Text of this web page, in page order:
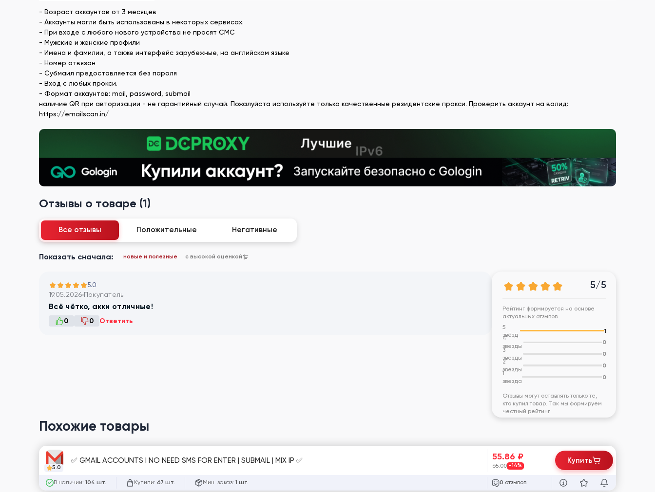
- Возраст аккаунтов от 3 месяцев
- Аккаунты могли быть использованы в некоторых сервисах.
- При входе с любого нового устройства не просят СМС
- Мужские и женские профили
- Имена и фамилии, а также интерфейс зарубежные, на английском языке
- Номер отвязан
- Субмаил предоставляется без пароля
- Вход с любых прокси.
- Формат аккаунтов: mail, password, submail
наличие QR при авторизации - не гарантийный случай. Пожалуйста используйте только качественные резидентские прокси. Проверить аккаунт на валид:
https://emailscan.in/
Отзывы о товаре (1)
Все отзывы Положительные Негативные
Показать сначала: новые и полезные с высокой оценкой
5.0
19.05.2026 Покупатель
Всё чётко, акки отличные!
0 0 Ответить
5/5
Рейтинг формируется на основе
актуальных отзывов
5
звёзд
1
4
звезды
0
3
звезды
0
2
звезды
0
1
звезда
0
Отзывы могут оставлять только те,
кто купил товар. Так мы формируем
честный рейтинг
Похожие товары
5.0
✅ GMAIL ACCOUNTS I NO NEED SMS FOR ENTER | SUBMAIL | MIX IP ✅
В наличии: 104 шт. Купили: 67 шт. Мин. заказ: 1 шт.
55.86 ₽
65.00 -14%
0 отзывов
Купить